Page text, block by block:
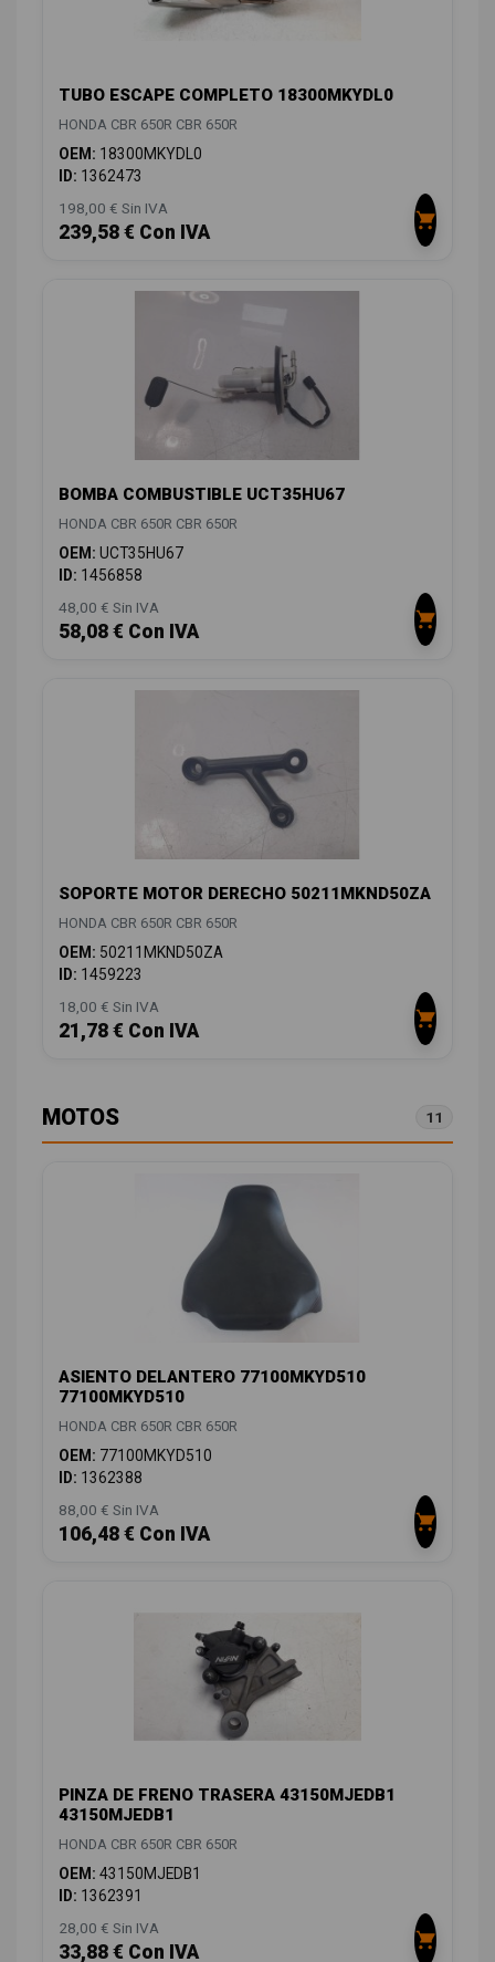
TUBO ESCAPE COMPLETO 18300MKYDL0
HONDA CBR 650R CBR 650R
OEM: 18300MKYDL0
ID: 1362473
198,00 € Sin IVA
239,58 € Con IVA
BOMBA COMBUSTIBLE UCT35HU67
HONDA CBR 650R CBR 650R
OEM: UCT35HU67
ID: 1456858
48,00 € Sin IVA
58,08 € Con IVA
SOPORTE MOTOR DERECHO 50211MKND50ZA
HONDA CBR 650R CBR 650R
OEM: 50211MKND50ZA
ID: 1459223
18,00 € Sin IVA
21,78 € Con IVA
MOTOS 11
ASIENTO DELANTERO 77100MKYD510
77100MKYD510
HONDA CBR 650R CBR 650R
OEM: 77100MKYD510
ID: 1362388
88,00 € Sin IVA
106,48 € Con IVA
PINZA DE FRENO TRASERA 43150MJEDB1
43150MJEDB1
HONDA CBR 650R CBR 650R
OEM: 43150MJEDB1
ID: 1362391
28,00 € Sin IVA
33,88 € Con IVA